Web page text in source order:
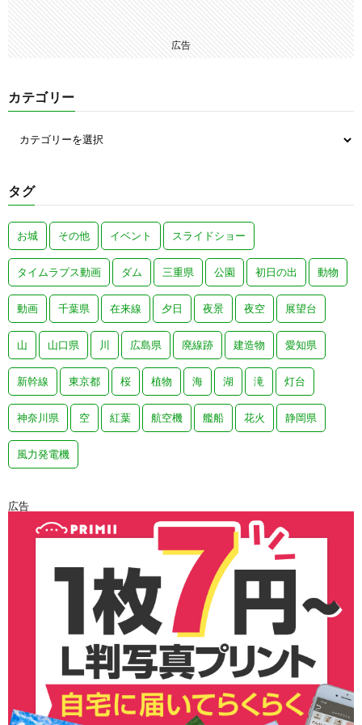
広告
カテゴリー
タグ
お城 その他 イベント スライドショー
タイムラプス動画 ダム 三重県 公園 初日の出 動物
動画 千葉県 在来線 夕日 夜景 夜空 展望台
山 山口県 川 広島県 廃線跡 建造物 愛知県
新幹線 東京都 桜 植物 海 湖 滝 灯台
神奈川県 空 紅葉 航空機 艦船 花火 静岡県
風力発電機
広告